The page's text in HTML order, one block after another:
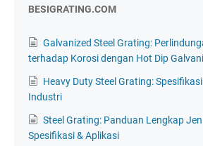
BESIGRATING.COM
Galvanized Steel Grating:
terhadap Korosi dengan Hot Dip
Heavy Duty Steel Grating:
Industri
Steel Grating: Panduan Lengkap
Spesifikasi & Aplikasi